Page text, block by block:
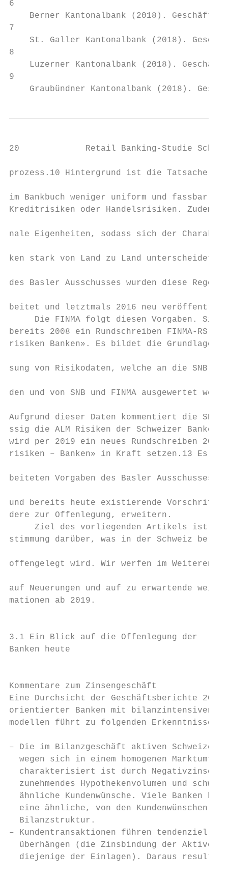
6
Berner Kantonalbank (2018).
7
St. Galler Kantonalbank (2018).
8
Luzerner Kantonalbank (2018).
9
Graubündner Kantonalbank (2018).
20             Retail Banking-Studie Schweiz 2018                                                                              21                 Asset Liability Management heute – Zinsrisiken ante portas

prozess.10 Hintergrund ist die Tatsache, dass Zinsrisiken           für den Fall steigender Marktzinsen. Wollen Banken                                                                                                       Eigenmittelsensitivität bei +1%
                                                                                                                                Bank                                           Bilanzsumme              Eigenmittel
im Bankbuch weniger uniform und fassbar sind als                    diese begrenzen, müssen sie aktiv absichern.                                                                                                                     Zinsanstieg*;**
Kreditrisiken oder Handelsrisiken. Zudem gibt es natio-           – Nach wie vor dominiert Volumenwachstum als Stra-                                                                                                                         in % des Marktwerts
                                                                                                                                                                           Buchwert in CHF Mrd.     Buchwert in CHF Mrd.    in CHF Mio.
nale Eigenheiten, sodass sich der Charakter dieser Risi-            tegie, um der Margenerosion entgegenzuwirken. Da-                                                                                                                           der Eigenmittel

ken stark von Land zu Land unterscheidet. Im Rahmen                 mit erhöht sich die Risikoexponierung und die Ban-          Aargauische Kantonalbank                           27.0                     2.3                13***                 0.40%
                                                                                                                                Freiburger Kantonalbank